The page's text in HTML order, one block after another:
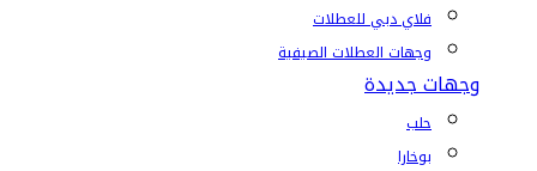
فلاي دبي للعطلات
وجهات العطلات الصيفية
وجهات جديدة
حلب
بوخارا